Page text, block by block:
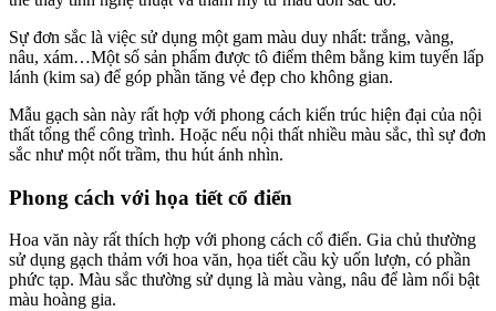
Sự đơn sắc là việc sử dụng một gam màu duy nhất: trắng, vàng,
nâu, xám…Một số sản phẩm được tô điểm thêm bằng kim tuyến lấp
lánh (kim sa) để góp phần tăng vẻ đẹp cho không gian.
Mẫu gạch sàn này rất hợp với phong cách kiến trúc hiện đại của nội
thất tổng thể công trình. Hoặc nếu nội thất nhiều màu sắc, thì sự đơn
sắc như một nốt trầm, thu hút ánh nhìn.
Phong cách với họa tiết cổ điển
Hoa văn này rất thích hợp với phong cách cổ điển. Gia chủ thường
sử dụng gạch thảm với hoa văn, họa tiết cầu kỳ uốn lượn, có phần
phức tạp. Màu sắc thường sử dụng là màu vàng, nâu để làm nổi bật
màu hoàng gia.